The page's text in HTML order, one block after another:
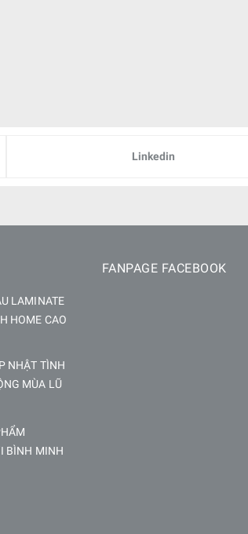
Linkedin
LAMINATE
HOME CAO
NHẬT TÌNH
MÙA LŨ
BÌNH MINH
FANPAGE FACEBOOK